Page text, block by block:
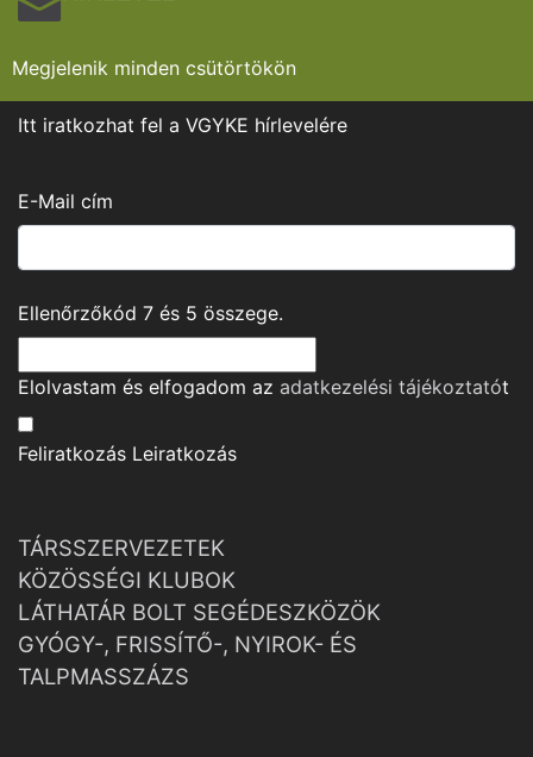
Megjelenik minden csütörtökön
Itt iratkozhat fel a VGYKE hírlevelére
E-Mail cím
Ellenőrzőkód 7 és 5 összege.
Elolvastam és elfogadom az adatkezelési tájékoztatót
Feliratkozás Leiratkozás
TÁRSSZERVEZETEK
KÖZÖSSÉGI KLUBOK
LÁTHATÁR BOLT SEGÉDESZKÖZÖK
GYÓGY-, FRISSÍTŐ-, NYIROK- ÉS
TALPMASSZÁZS